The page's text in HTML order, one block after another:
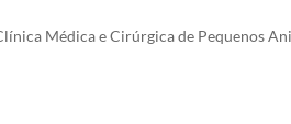
Médica e Cirúrgica de Pequenos